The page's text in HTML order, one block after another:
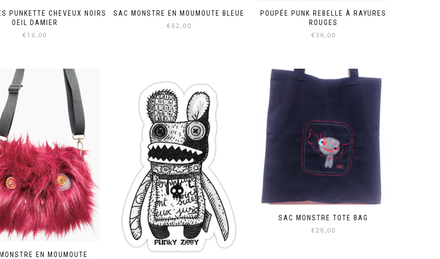
PUNKETTE CHEVEUX NOIRS
OEIL DAMIER
€16,00
SAC MONSTRE EN MOUMOUTE BLEUE
€62,00
POUPÉE PUNK REBELLE À RAYURES
ROUGES
€36,00
EN MOUMOUTE
SAC MONSTRE TOTE BAG
€28,00